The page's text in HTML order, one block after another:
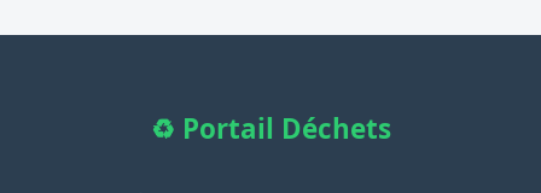
♻️ Portail Déchets